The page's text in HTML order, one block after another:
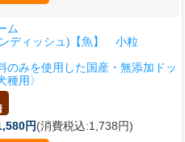
ム
ディッシュ)【魚】 小粒
のみを使用した国産・無添加ドッ
種用〉
円(消費税込:1,738円)